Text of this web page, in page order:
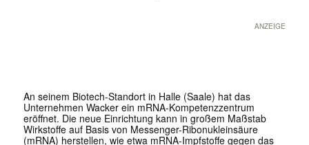
ANZEIGE
An seinem Biotech-Standort in Halle (Saale) hat das
Unternehmen Wacker ein mRNA-Kompetenzzentrum
eröffnet. Die neue Einrichtung kann in großem Maßstab
Wirkstoffe auf Basis von Messenger-Ribonukleinsäure
(mRNA) herstellen, wie etwa mRNA-Impfstoffe gegen das